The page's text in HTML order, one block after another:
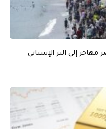
إلى البر الإسباني